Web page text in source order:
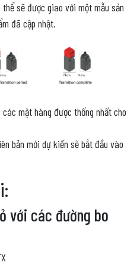
sẽ được giao với một mẫu sản
đã cập nhật.
mặt hàng được thống nhất cho
bản mới dự kiến sẽ bắt đầu vào
với các đường bo